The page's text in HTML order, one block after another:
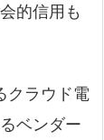
的信用も
クラウド電
ベンダー